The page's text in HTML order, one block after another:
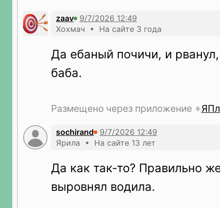
zaav
Хохмач • На сайте 3 года
Да ебаный почичи, и рванул,
баба.
Размещено через приложение
sochirand
Ярила • На сайте 13 лет
Да как так-то? Правильно
выровнял водила.